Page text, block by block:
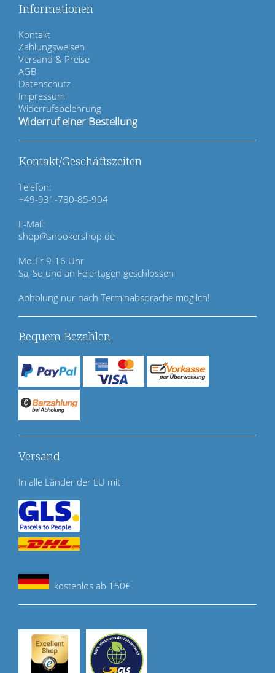
Informationen
N
a
v
i
g
a
t
i
n
ü
b
e
r
s
p
r
i
n
g
e
n
Kontakt
Zahlungsweisen
Versand & Preise
AGB
Datenschutz
Impressum
Widerrufsbelehrung
Widerruf einer Bestellung
Kontakt/Geschäftszeiten
Telefon:
+49-931-780-85-904
E-Mail:
shop@snookershop.de
Mo-Fr 9-16 Uhr
Sa, So und an Feiertagen geschlossen
Abholung nur nach Terminabsprache möglich!
Bequem Bezahlen
Versand
In alle Länder der EU mit
kostenlos ab 150€